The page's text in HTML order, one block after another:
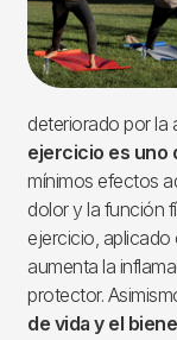
deteriorado por la
ejercicio es uno
mínimos efectos
dolor y la función
ejercicio,
aumenta la
protector.
de vida y el